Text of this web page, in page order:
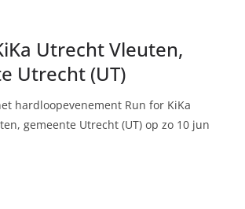
Utrecht Vleuten,
Utrecht (UT)
hardloopevenement Run for KiKa
gemeente Utrecht (UT) op zo 10 jun